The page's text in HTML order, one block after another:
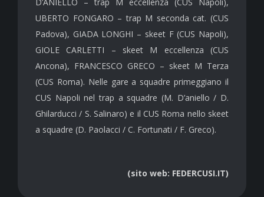
UBERTO FONGARO – trap M seconda cat. (CUS
Padova), GIADA LONGHI – skeet F (CUS Napoli),
GIOLE CARLETTI – skeet M eccellenza (CUS
Ancona), FRANCESCO GRECO – skeet M Terza
(CUS Roma). Nelle gare a squadre primeggiano il
CUS Napoli nel trap a squadre (M. D’aniello / D.
Ghilarducci / S. Salinaro) e il CUS Roma nello skeet
a squadre (D. Paolacci / C. Fortunati / F. Greco).
(sito web: FEDERCUSI.IT)